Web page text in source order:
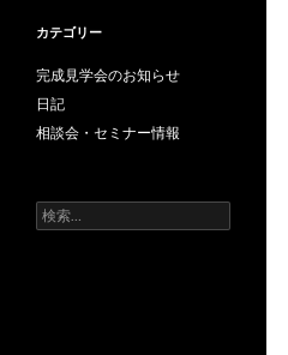
カテゴリー
完成見学会のお知らせ
日記
相談会・セミナー情報
検
索: